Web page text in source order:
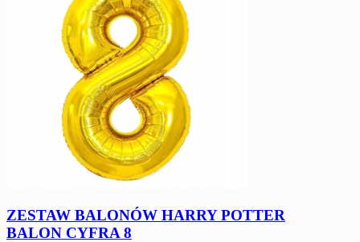
ZESTAW BALONÓW HARRY POTTER
BALON CYFRA 8